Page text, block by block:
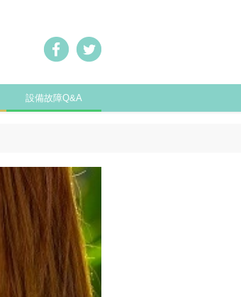
設備故障Q&A